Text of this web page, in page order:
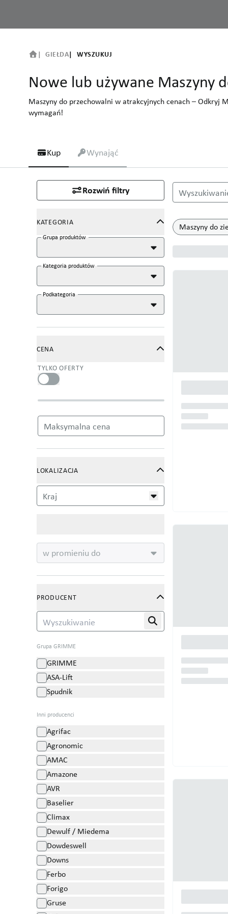
GIEŁDA WYSZUKUJ
Nowe lub używane Maszyny
Maszyny do przechowalni w atrakcyjnych cenach – Odkryj
wymagań!
Kup Wynająć
Rozwiń filtry
KATEGORIA
Grupa produktów
Kategoria produktów
Podkategoria
CENA
TYLKO OFERTY
Maksymalna cena
LOKALIZACJA
Kraj
w promieniu do
PRODUCENT
Grupa GRIMME
GRIMME
ASA-Lift
Spudnik
Inni producenci
Agrifac
Agronomic
AMAC
Amazone
AVR
Baselier
Climax
Dewulf / Miedema
Dowdeswell
Downs
Ferbo
Forigo
Gruse
Nowe lub
Maszyny do
Maszyny do